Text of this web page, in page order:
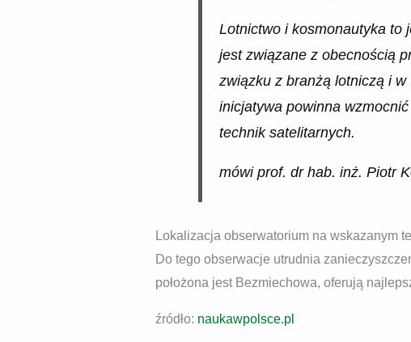
Lotnictwo i kosmonautyka to
jest związane z obecnością
związku z branżą lotniczą i
inicjatywa powinna
technik satelitarnych.
mówi prof. dr hab. inż. Piotr
Lokalizacja obserwatorium na wskazanym
Do tego obserwacje utrudnia
położona jest Bezmiechowa, oferują
źródło: naukawpolsce.pl